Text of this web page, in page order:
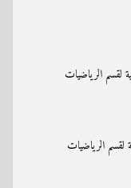
لقسم الرياضيات
لقسم الرياضيات